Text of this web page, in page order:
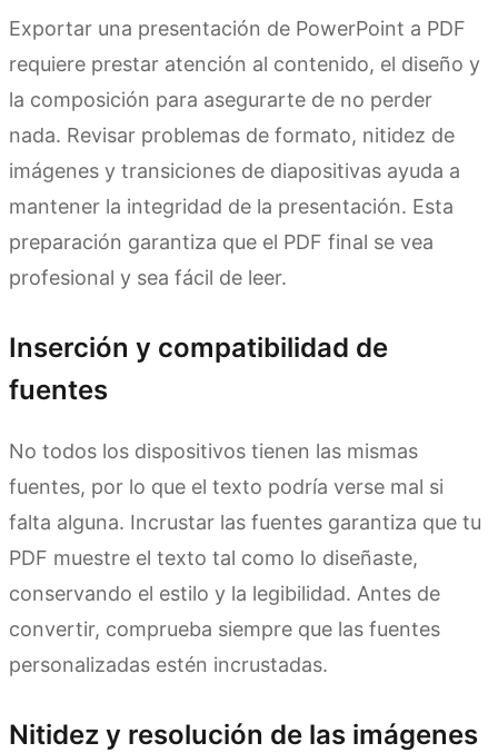
Exportar una presentación de PowerPoint a PDF
requiere prestar atención al contenido, el diseño y
la composición para asegurarte de no perder
nada. Revisar problemas de formato, nitidez de
imágenes y transiciones de diapositivas ayuda a
mantener la integridad de la presentación. Esta
preparación garantiza que el PDF final se vea
profesional y sea fácil de leer.
Inserción y compatibilidad de
fuentes
No todos los dispositivos tienen las mismas
fuentes, por lo que el texto podría verse mal si
falta alguna. Incrustar las fuentes garantiza que tu
PDF muestre el texto tal como lo diseñaste,
conservando el estilo y la legibilidad. Antes de
convertir, comprueba siempre que las fuentes
personalizadas estén incrustadas.
Nitidez y resolución de las imágenes